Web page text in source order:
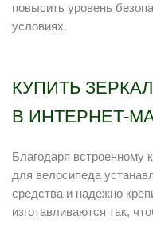
повысить уровень
условиях.
КУПИТЬ
В ИНТЕРНЕТ-
Благодаря встроенному
для велосипеда
средства и надежно
изготавливаются так,